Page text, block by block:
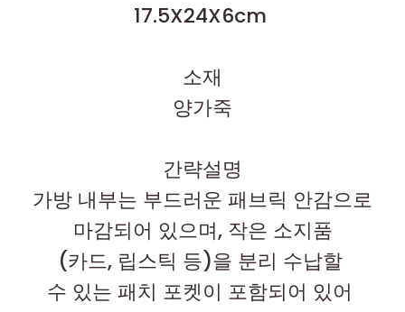
17.5X24X6cm
소재
양가죽
간략설명
가방 내부는 부드러운 패브릭 안감으로
마감되어 있으며, 작은 소지품
(카드, 립스틱 등)을 분리 수납할
수 있는 패치 포켓이 포함되어 있어